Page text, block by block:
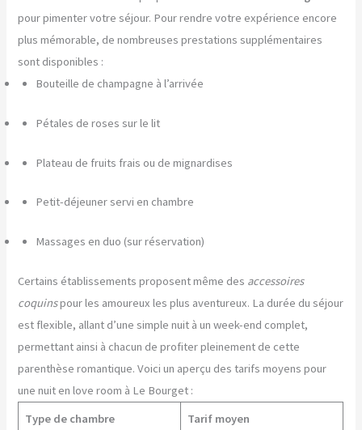
pour pimenter votre séjour. Pour rendre votre expérience encore
plus mémorable, de nombreuses prestations supplémentaires
sont disponibles :
Bouteille de champagne à l’arrivée
Pétales de roses sur le lit
Plateau de fruits frais ou de mignardises
Petit-déjeuner servi en chambre
Massages en duo (sur réservation)
Certains établissements proposent même des accessoires
coquinspour les amoureux les plus aventureux. La durée du séjour
est flexible, allant d’une simple nuit à un week-end complet,
permettant ainsi à chacun de profiter pleinement de cette
parenthèse romantique. Voici un aperçu des tarifs moyens pour
une nuit en love room à Le Bourget :
Type de chambre
Tarif moyen